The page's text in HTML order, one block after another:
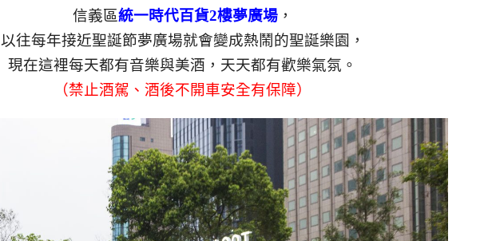
信義區統一時代百貨2樓夢廣場，
以往每年接近聖誕節夢廣場就會變成熱鬧的聖誕樂園，
現在這裡每天都有音樂與美酒，天天都有歡樂氣氛。
（禁止酒駕、酒後不開車安全有保障）